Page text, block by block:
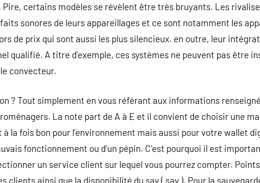
certains modèles se révèlent être très bruyants. Les
sonores de leurs appareillages et ce sont notamment les
de prix qui sont aussi les plus silencieux. en outre, leur
qualifié. A titre d’exemple, ces systèmes ne peuvent pas être
convecteur.
? Tout simplement en vous référant aux informations
La note part de A à E et il convient de choisir une
à la fois bon pour l’environnement mais aussi pour votre wallet
fonctionnement ou d’un pépin. C’est pourquoi il est
un service client sur lequel vous pourrez compter.
clients ainsi que la disponibilité du sav ( sav ). Pour la